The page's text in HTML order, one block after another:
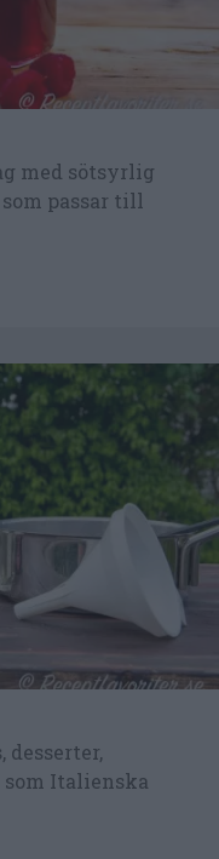
med sötsyrlig
passar till
Italienska